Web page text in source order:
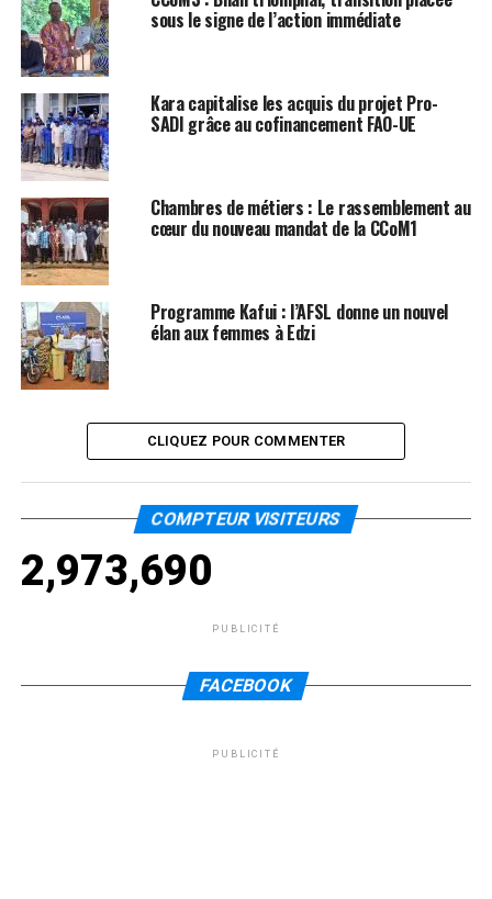
sous le signe de l’action immédiate
Kara capitalise les acquis du projet Pro-
SADI grâce au cofinancement FAO-UE
Chambres de métiers : Le rassemblement au
cœur du nouveau mandat de la CCoM1
Programme Kafui : l’AFSL donne un nouvel
élan aux femmes à Edzi
CLIQUEZ POUR COMMENTER
COMPTEUR VISITEURS
2,973,690
PUBLICITÉ
FACEBOOK
PUBLICITÉ